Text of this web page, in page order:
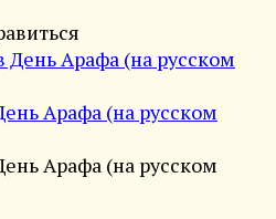
Арафа (на русском
Арафа (на русском